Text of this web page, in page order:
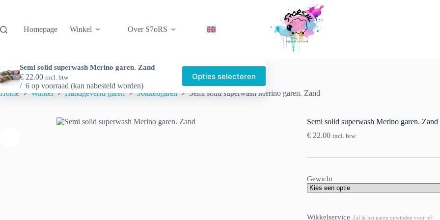
inhoud
Semi solid superwash Merino garen. Zand
€ 22.00 incl. btw
6 op voorraad (kan nabesteld worden)
Opties selecteren
product
heeft
productpagina
Homepage Winkel Over S7oRS
Home Winkel Handgeverfd garen Sokkengaren Semi solid superwash Merino garen. Zand
Semi solid superwash Merino garen. Zand
€22.00 incl. btw
Gewicht
Wikkelservice Zal ik het garen opwinden voor je?